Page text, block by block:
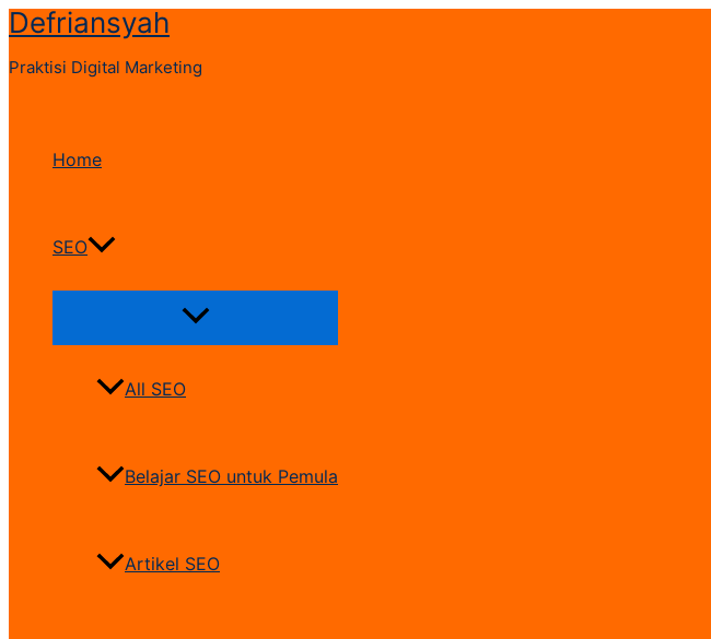
Skip
content
Defriansyah
Praktisi Digital Marketing
Home
SEO
Menu
All SEO
Belajar SEO untuk Pemula
Artikel SEO